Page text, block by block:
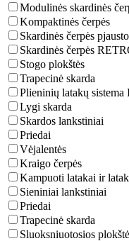
Modulinės skardinės
Kompaktinės čerpės
Skardinės čerpės
Skardinės čerpės
Stogo plokštės
Trapecinė skarda
Plieninių latakų
Lygi skarda
Skardos lankstiniai
Priedai
Vėjalentės
Kraigo čerpės
Kampuoti latakai ir
Sieniniai lankstiniai
Priedai
Trapecinė skarda
Sluoksniuotosios